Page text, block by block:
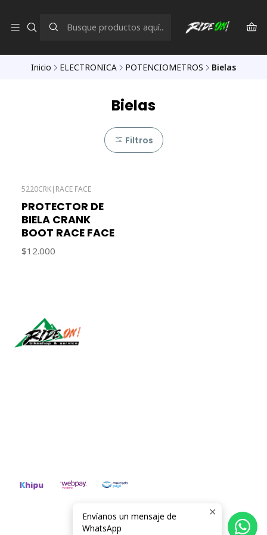
Inicio ELECTRONICA POTENCIOMETROS Bielas
Bielas
Filtros
5220CRK| RACE FACE
PROTECTOR DE
BIELA CRANK
BOOT RACE FACE
$12.000
Todos los derechos reservados.
Desarrollado por Jumpseller.
Envíanos un mensaje de
WhatsApp